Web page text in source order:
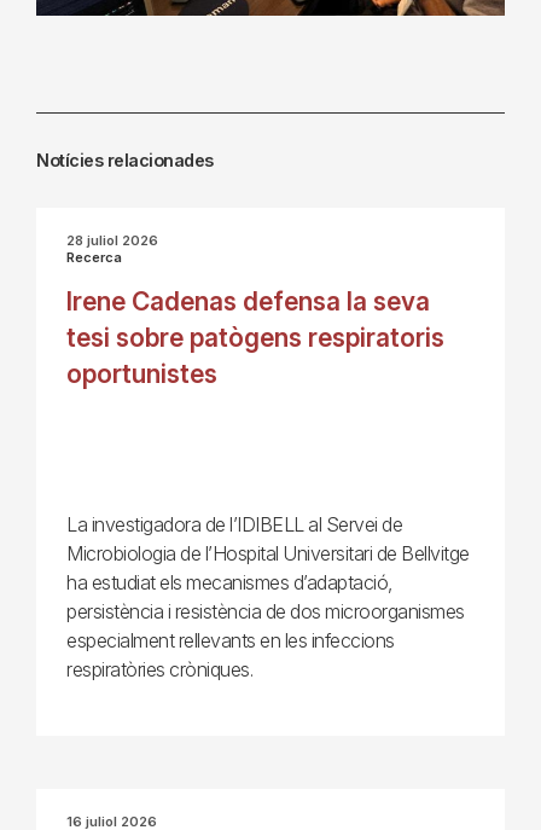
Notícies relacionades
28 juliol 2026
Recerca
Irene Cadenas defensa la seva
tesi sobre patògens respiratoris
oportunistes
La investigadora de l’IDIBELL al Servei de
Microbiologia de l’Hospital Universitari de Bellvitge
ha estudiat els mecanismes d’adaptació,
persistència i resistència de dos microorganismes
especialment rellevants en les infeccions
respiratòries cròniques.
16 juliol 2026